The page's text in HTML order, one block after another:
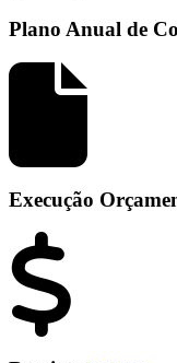
Plano Anual de
Execução